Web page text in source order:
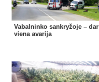
Vabalninko sankryžoje – dar
viena avarija